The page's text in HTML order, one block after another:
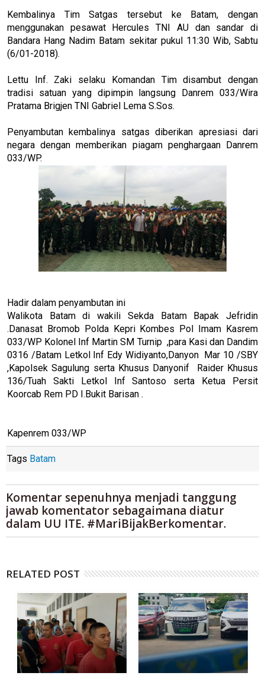
Kembalinya Tim Satgas tersebut ke Batam, dengan
menggunakan pesawat Hercules TNI AU dan sandar di
Bandara Hang Nadim Batam sekitar pukul 11:30 Wib, Sabtu
(6/01-2018).
Lettu Inf. Zaki selaku Komandan Tim disambut dengan
tradisi satuan yang dipimpin langsung Danrem 033/Wira
Pratama Brigjen TNI Gabriel Lema S.Sos.
Penyambutan kembalinya satgas diberikan apresiasi dari
negara dengan memberikan piagam penghargaan Danrem
033/WP.
Hadir dalam penyambutan ini
Walikota Batam di wakili Sekda Batam Bapak Jefridin
.Danasat Bromob Polda Kepri Kombes Pol Imam Kasrem
033/WP Kolonel Inf Martin SM Turnip ,para Kasi dan Dandim
0316 /Batam Letkol Inf Edy Widiyanto,Danyon Mar 10 /SBY
,Kapolsek Sagulung serta Khusus Danyonif Raider Khusus
136/Tuah Sakti Letkol Inf Santoso serta Ketua Persit
Koorcab Rem PD I.Bukit Barisan .
Kapenrem 033/WP
Tags Batam
Komentar sepenuhnya menjadi tanggung
jawab komentator sebagaimana diatur
dalam UU ITE. #MariBijakBerkomentar.
RELATED POST